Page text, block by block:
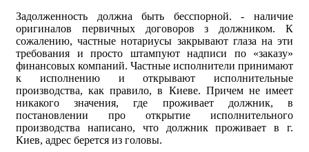
Задолженность должна быть бесспорной. - наличие
оригиналов первичных договоров з должником. К
сожалению, частные нотариусы закрывают глаза на эти
требования и просто штампуют надписи по «заказу»
финансовых компаний. Частные исполнители принимают
к исполнению и открывают исполнительные
производства, как правило, в Киеве. Причем не имеет
никакого значения, где проживает должник, в
постановлении про открытие исполнительного
производства написано, что должник проживает в г.
Киев, адрес берется из головы.